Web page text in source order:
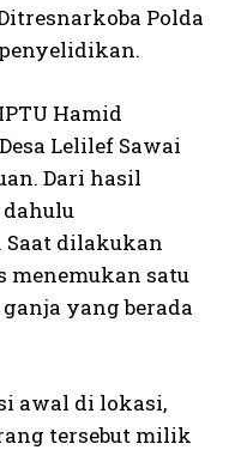
Polda
Hamid
Lelilef Sawai
Dari hasil
Saat dilakukan
menemukan satu
yang berada
awal di lokasi,
tersebut milik